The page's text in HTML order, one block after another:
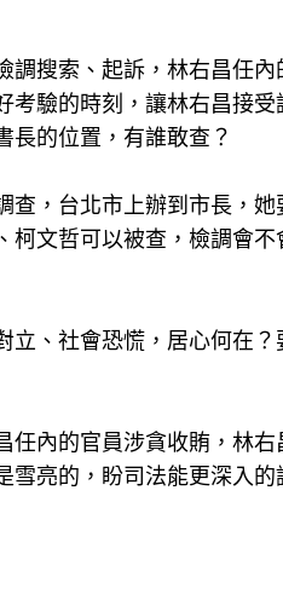
調搜索、起訴，林右昌任內
考驗的時刻，讓林右昌接受
長的位置，有誰敢查？
查，台北市上辦到市長，她
柯文哲可以被查，檢調會不
立、社會恐慌，居心何在？
任內的官員涉貪收賄，林
亮的，盼司法能更深入的